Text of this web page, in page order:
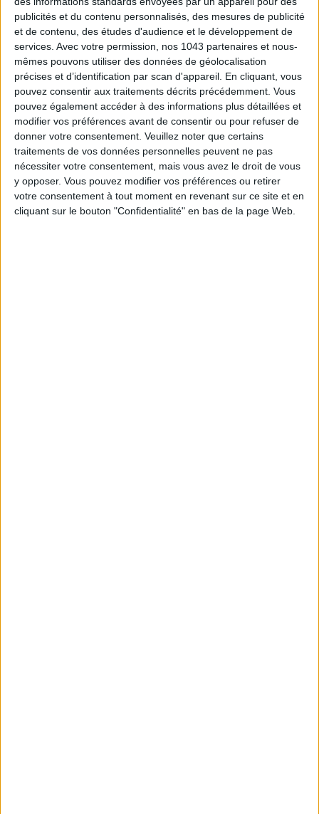
publicités et du contenu personnalisés, des mesures de publicité
et de contenu, des études d'audience et le développement de
services. Avec votre permission, nos 1043 partenaires et nous-
mêmes pouvons utiliser des données de géolocalisation
précises et d’identification par scan d'appareil. En cliquant, vous
pouvez consentir aux traitements décrits précédemment. Vous
pouvez également accéder à des informations plus détaillées et
modifier vos préférences avant de consentir ou pour refuser de
donner votre consentement. Veuillez noter que certains
traitements de vos données personnelles peuvent ne pas
nécessiter votre consentement, mais vous avez le droit de vous
y opposer. Vous pouvez modifier vos préférences ou retirer
votre consentement à tout moment en revenant sur ce site et en
cliquant sur le bouton "Confidentialité" en bas de la page Web.
Découvrez aussi5 nouveaux soins à tester dans les spas
d’hôtelset20 produits pour un coup d’éclat immédiat.
écrit par
VÉRONIQUE CONSTANTINOFF
Voir tous ses articles
EMMA LOPEZ